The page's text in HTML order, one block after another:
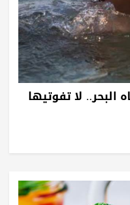
البحر.. لا تفوتيها